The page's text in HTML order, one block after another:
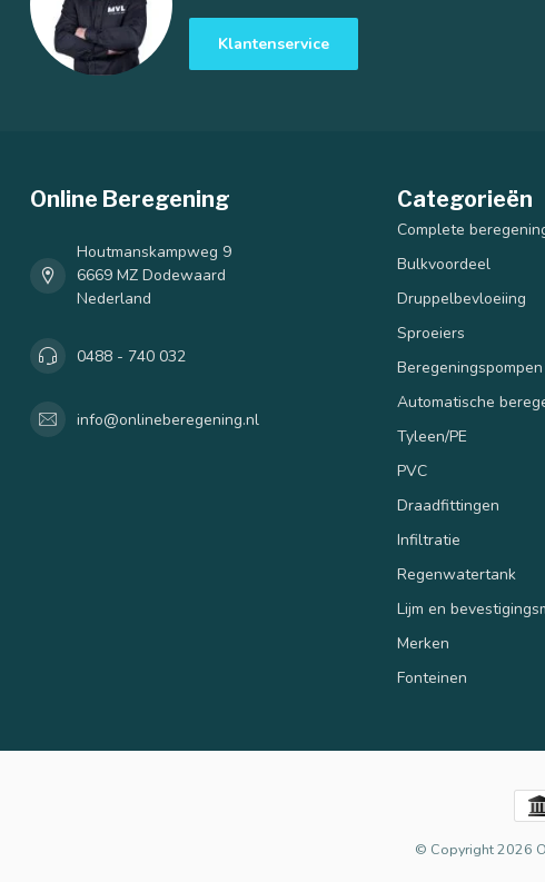
Klantenservice
Online Beregening
Houtmanskampweg 9
6669 MZ Dodewaard
Nederland
0488 - 740 032
info@onlineberegening.nl
Categorieën
Complete
Bulkvoordeel
Druppelbevloeiing
Sproeiers
Beregeningspompen
Automatische
Tyleen/PE
PVC
Draadfittingen
Infiltratie
Regenwatertank
Lijm en
Merken
Fonteinen
© Copyright 2026